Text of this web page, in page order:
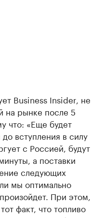
Business Insider, не
на рынке после 5
что: «Еще будет
вступления в силу
с Россией, будут
а поставки
следующих
мы оптимально
При этом,
факт, что топливо